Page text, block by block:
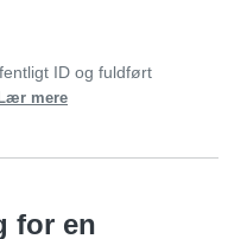
ID og fuldført
Lær mere
for en